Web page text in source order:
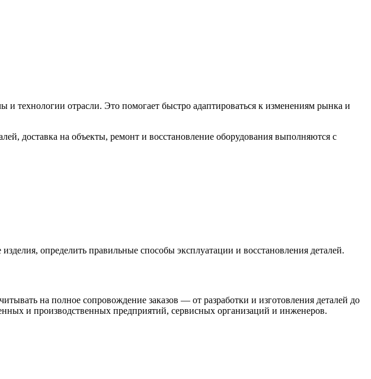
технологии отрасли. Это помогает быстро адаптироваться к изменениям рынка и
доставка на объекты, ремонт и восстановление оборудования выполняются с
определить правильные способы эксплуатации и восстановления деталей.
на полное сопровождение заказов — от разработки и изготовления деталей до
и производственных предприятий, сервисных организаций и инженеров.